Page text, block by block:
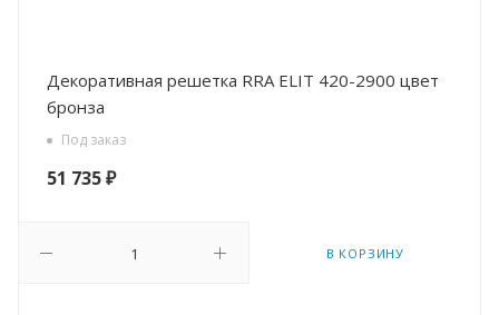
Декоративная решетка RRA ELIT 420-2900 цвет
бронза
Под заказ
51 735₽
В КОРЗИНУ